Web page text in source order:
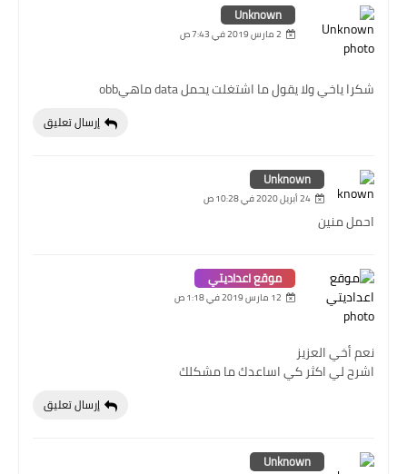
Unknown
2 مارس 2019 في 7:43 ص
شكرا ياخي ولا يقول ما اشتغلت يحمل data ماهيobb
إرسال تعليق
Unknown
24 أبريل 2020 في 10:28 ص
احمل منين
موقع اعداديتي
12 مارس 2019 في 1:18 ص
نعم أخي العزيز
اشرح لي اكثر كي اساعدك ما مشكلك
إرسال تعليق
Unknown